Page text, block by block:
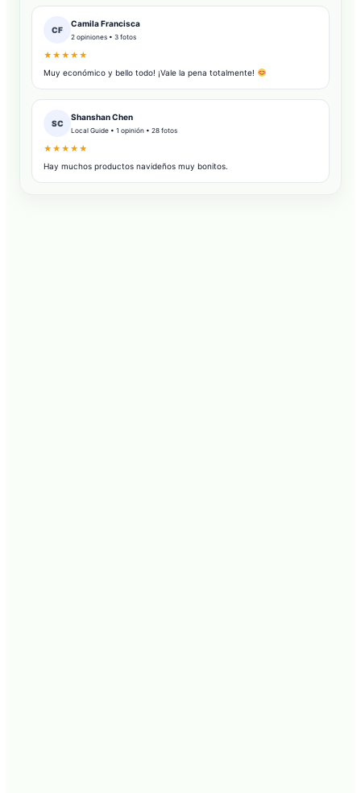
CF
Camila Francisca
2 opiniones • 3 fotos
★★★★★
Muy económico y bello todo! ¡Vale la pena totalmente!
SC
Shanshan Chen
Local Guide • 1 opinión • 28 fotos
★★★★★
Hay muchos productos navideños muy bonitos.